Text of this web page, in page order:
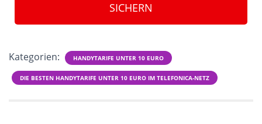
SICHERN
Kategorien: HANDYTARIFE UNTER 10 EURO
DIE BESTEN HANDYTARIFE UNTER 10 EURO IM TELEFONICA-NETZ